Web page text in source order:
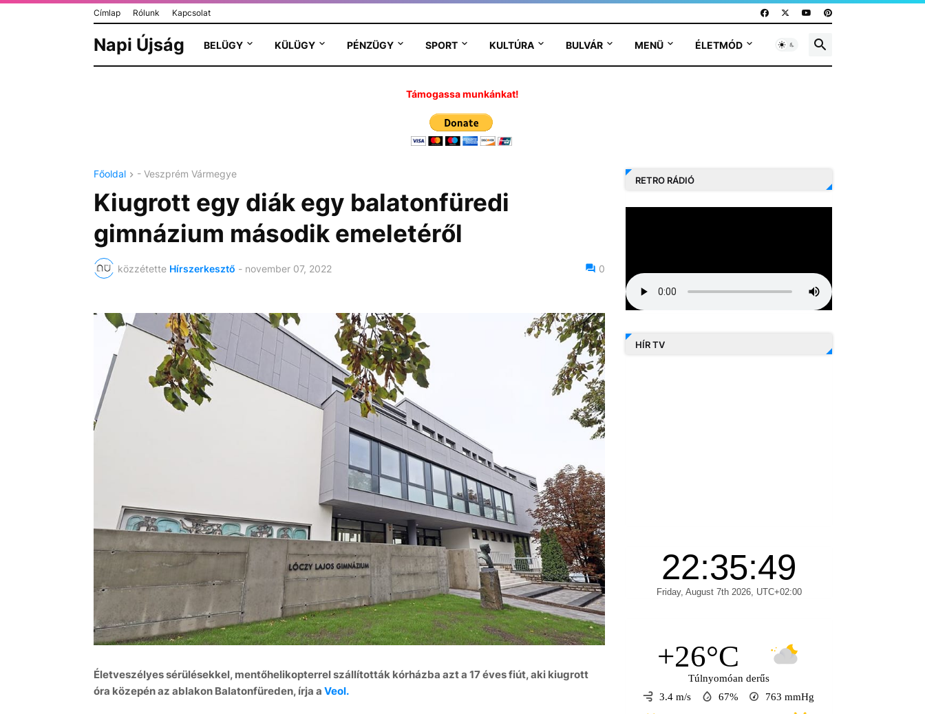
Címlap Rólunk Kapcsolat
Napi Újság BELÜGY KÜLÜGY PÉNZÜGY SPORT KULTÚRA BULVÁR MENÜ ÉLETMÓD
Támogassa munkánkat!
Főoldal - Veszprém Vármegye
Kiugrott egy diák egy balatonfüredi
gimnázium második emeletéről
közzétette Hírszerkesztő - november 07, 2022 0
Életveszélyes sérülésekkel, mentőhelikopterrel szállították kórházba azt a 17 éves fiút, aki kiugrott
óra közepén az ablakon Balatonfüreden, írja a Veol.
RETRO RÁDIÓ
HÍR TV
+26°C
Túlnyomóan derűs
3.4 m/s
67% 763 mmHg